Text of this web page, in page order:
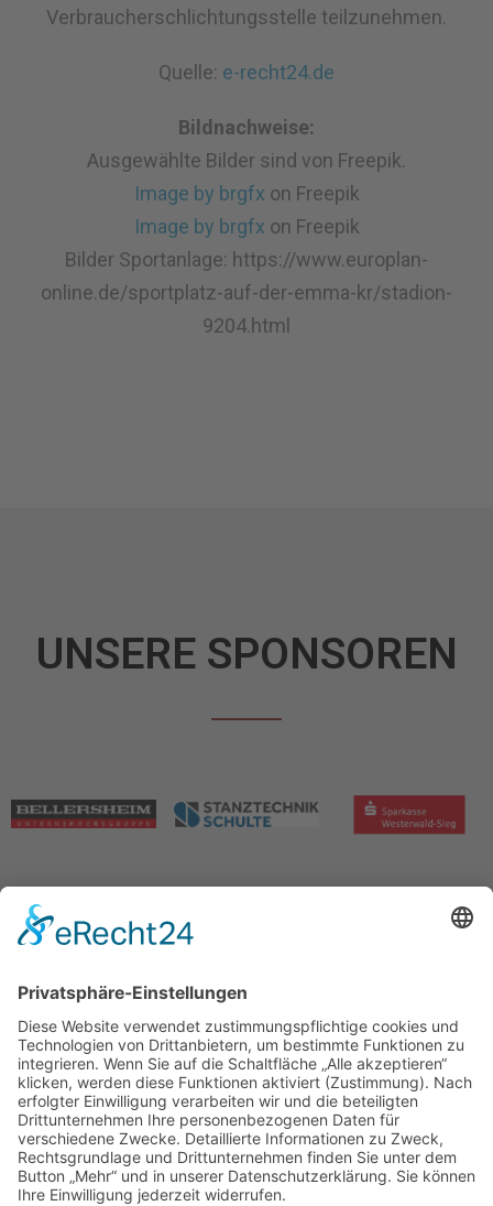
Verbraucherschlichtungsstelle teilzunehmen.
Quelle: e-recht24.de
Bildnachweise:
Ausgewählte Bilder sind von Freepik.
Image by brgfx on Freepik
Image by brgfx on Freepik
Bilder Sportanlage: https://www.europlan-
online.de/sportplatz-auf-der-emma-kr/stadion-
9204.html
UNSERE SPONSOREN
Impressum|Datenschutz